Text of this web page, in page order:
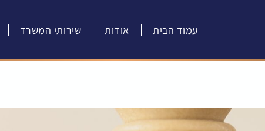
עמוד הבית אודות שירותי המשרד